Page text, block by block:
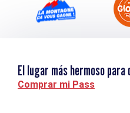
El lugar más hermoso
Comprar mi Pass